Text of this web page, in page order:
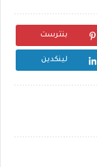
بنترست
لينكدين